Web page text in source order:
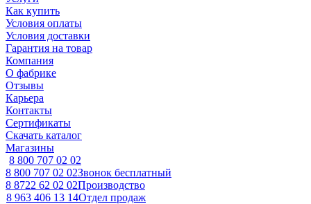
Как купить
Условия оплаты
Условия доставки
Гарантия на товар
Компания
О фабрике
Отзывы
Карьера
Контакты
Сертификаты
Скачать каталог
Магазины
8 800 707 02 02
8 800 707 02 02Звонок бесплатный
8 8722 62 02 02Производство
8 963 406 13 14Отдел продаж